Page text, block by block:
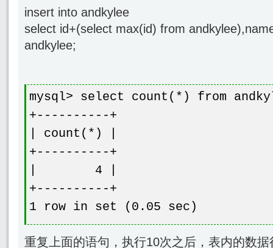
insert into andkylee
select id+(select max(id) from
andkylee;
mysql> select count(*) from
+----------+
| count(*) |
+----------+
| 4 |
+----------+
1 row in set (0.05 sec)
重复上面的语句，执行10次之后，表内的数